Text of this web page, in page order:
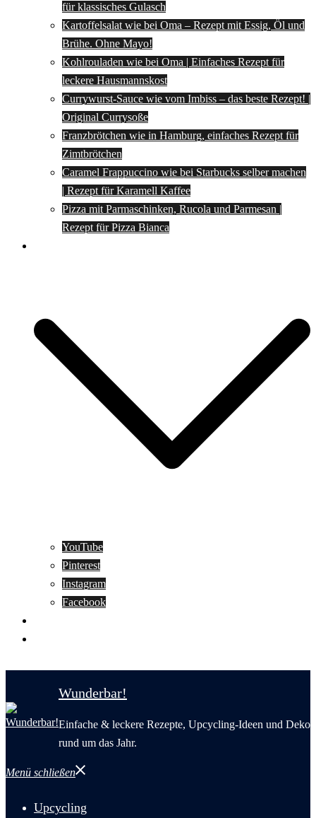
für klassisches Gulasch
Kartoffelsalat wie bei Oma – Rezept mit Essig, Öl und
Brühe. Ohne Mayo!
Kohlrouladen wie bei Oma | Einfaches Rezept für
leckere Hausmannskost
Currywurst-Sauce wie vom Imbiss – das beste Rezept! |
Original Currysoße
Franzbrötchen wie in Hamburg, einfaches Rezept für
Zimtbrötchen
Caramel Frappuccino wie bei Starbucks selber machen
| Rezept für Karamell Kaffee
Pizza mit Parmaschinken, Rucola und Parmesan |
Rezept für Pizza Bianca
YouTube
Pinterest
Instagram
Facebook
Wunderbar!
Einfache & leckere Rezepte, Upcycling-Ideen und Deko
rund um das Jahr.
Menü schließen
Upcycling